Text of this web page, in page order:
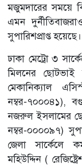
মজুমদারের সময়ে
এমন
সুপারিশপ্রাপ্ত হয়েছে।
ঢাকা মেট্রো ৩
মিলনের ছোটভাই
মেকানিক্যাল
নম্বর-৭০০০৪১),
নজরুল ইসলামের
নম্বর-০০০০৯৭)
জেলা সার্কেলে
মহিউদ্দিন (